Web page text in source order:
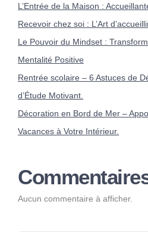
L’Entrée de la Maison :
Recevoir chez soi : L’Art
Le Pouvoir du Mindset :
Mentalité Positive
Rentrée scolaire – 6 Astuces de
d’Étude Motivant.
Décoration en Bord de Mer –
Vacances à Votre Intérieur.
Aucun commentaire à afficher.